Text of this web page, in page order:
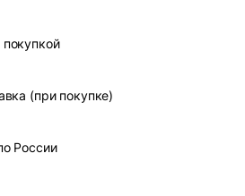
(при покупке)
России